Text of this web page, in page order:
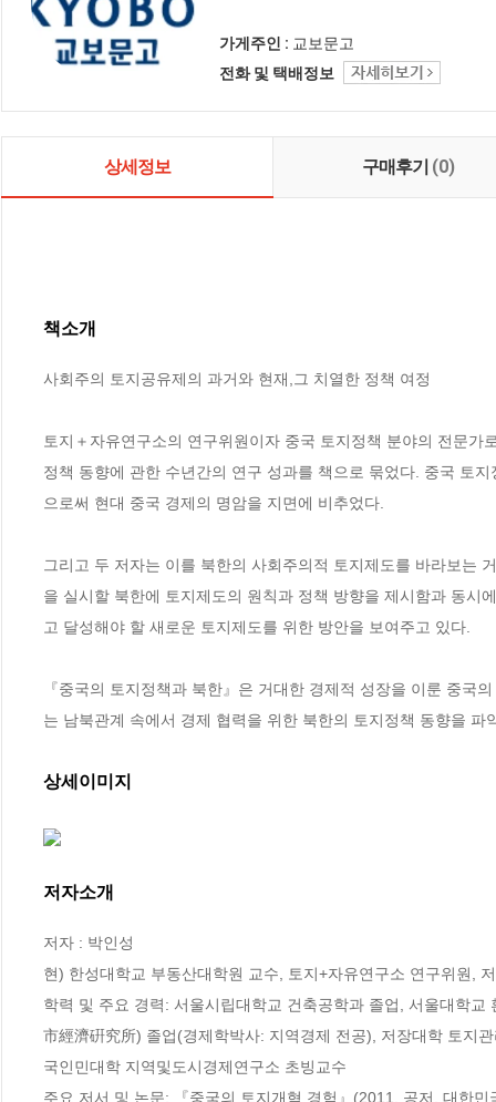
가게주인 : 교보문고
전화 및 택배정보
상세정보 구매후기 (0)
책소개
사회주의 토지공유제의 과거와 현재,그 치열한 정책 여정
토지＋자유연구소의 연구위원이자 중국 토지정책 분야의 전문
정책 동향에 관한 수년간의 연구 성과를 책으로 묶었다. 중국 토
으로써 현대 중국 경제의 명암을 지면에 비추었다.
그리고 두 저자는 이를 북한의 사회주의적 토지제도를 바라보는
을 실시할 북한에 토지제도의 원칙과 정책 방향을 제시함과 동시
고 달성해야 할 새로운 토지제도를 위한 방안을 보여주고 있다.
『중국의 토지정책과 북한』은 거대한 경제적 성장을 이룬 중
는 남북관계 속에서 경제 협력을 위한 북한의 토지정책 동향을 파
상세이미지
저자소개
저자 : 박인성
현) 한성대학교 부동산대학원 교수, 토지+자유연구소 연구위원,
학력 및 주요 경력: 서울시립대학교 건축공학과 졸업, 서울대학
市經濟硏究所) 졸업(경제학박사: 지역경제 전공), 저장대학 토지
국인민대학 지역및도시경제연구소 초빙교수
주요 저서 및 논문: 『중국의 토지개혁 경험』(2011, 공저, 대한